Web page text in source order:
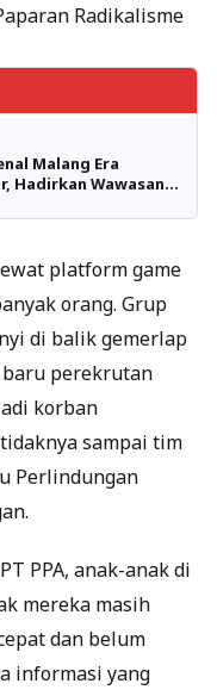
Radikalisme
Malang Era
Hadirkan Wawasan
platform game
orang. Grup
di balik gemerlap
perekrutan
korban
sampai tim
Perlindungan
PPA, anak-anak di
mereka masih
dan belum
informasi yang